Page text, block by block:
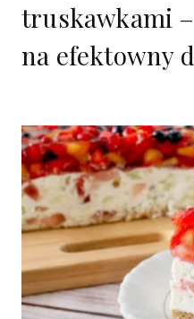
truskawkami
na efektowny